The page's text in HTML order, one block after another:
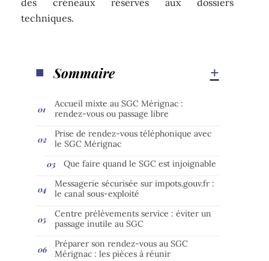
des créneaux réservés aux dossiers
techniques.
Sommaire
Accueil mixte au SGC Mérignac :
rendez-vous ou passage libre
Prise de rendez-vous téléphonique avec
le SGC Mérignac
Que faire quand le SGC est injoignable
Messagerie sécurisée sur impots.gouv.fr :
le canal sous-exploité
Centre prélèvements service : éviter un
passage inutile au SGC
Préparer son rendez-vous au SGC
Mérignac : les pièces à réunir